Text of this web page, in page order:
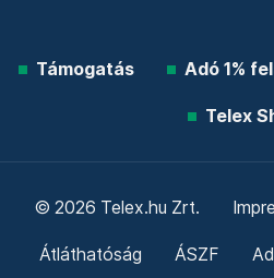
Támogatás Adó 1%
Telex
© 2026 Telex.hu Zrt.
Átláthatóság ÁSZF